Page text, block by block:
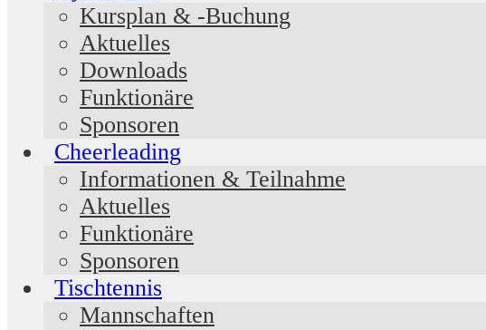
Kursplan & -Buchung
Aktuelles
Downloads
Funktionäre
Sponsoren
Cheerleading
Informationen & Teilnahme
Aktuelles
Funktionäre
Sponsoren
Tischtennis
Mannschaften